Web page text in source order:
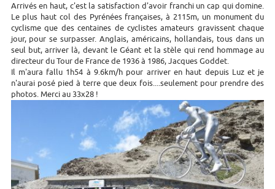
Arrivés en haut, c'est la satisfaction d'avoir franchi un cap qui domine.
Le plus haut col des Pyrénées françaises, à 2115m, un monument du
cyclisme que des centaines de cyclistes amateurs gravissent chaque
jour, pour se surpasser. Anglais, américains, hollandais, tous dans un
seul but, arriver là, devant le Géant et la stèle qui rend hommage au
directeur du Tour de France de 1936 à 1986, Jacques Goddet.
Il m'aura fallu 1h54 à 9.6km/h pour arriver en haut depuis Luz et je
n'aurai posé pied à terre que deux fois....seulement pour prendre des
photos. Merci au 33x28 !